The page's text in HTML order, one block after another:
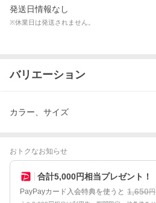
発送日情報なし
※休業日は発送されません。
バリエーション
カラー、サイズ
おトクなお知らせ
合計5,000円相当プレゼント！
PayPayカード入会特典を使うと 1,650円